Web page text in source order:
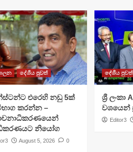
දේශීය පුවත්
එරෙහි නඩු 5ක්
කරන්න –
නියෝග
August 5, 2026 0
දේශීය පුවත්
ශ්‍රී ලංකා
වශයෙන්
Editor3